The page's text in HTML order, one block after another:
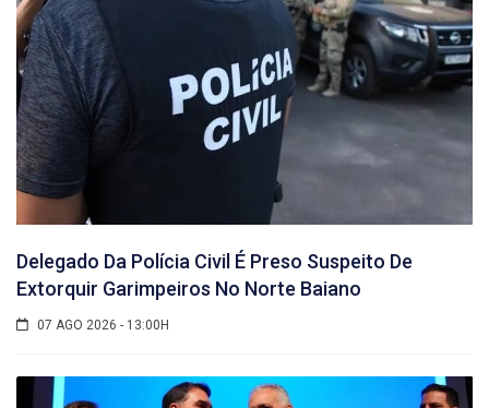
Delegado Da Polícia Civil É Preso Suspeito De
Extorquir Garimpeiros No Norte Baiano
07 AGO 2026 - 13:00H